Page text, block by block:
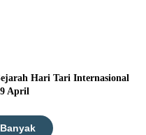
Hari Tari Internasional
April